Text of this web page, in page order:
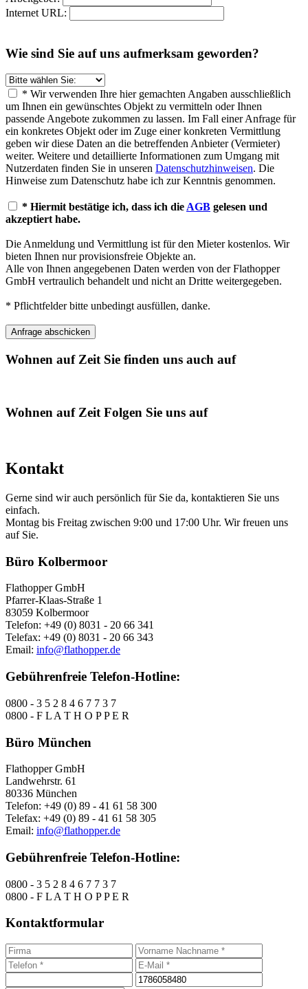
Internet URL:
Wie sind Sie auf uns aufmerksam geworden?
* Wir verwenden Ihre hier gemachten Angaben ausschließlich
um Ihnen ein gewünschtes Objekt zu vermitteln oder Ihnen
passende Angebote zukommen zu lassen. Im Fall einer Anfrage für
ein konkretes Objekt oder im Zuge einer konkreten Vermittlung
geben wir diese Daten an die betreffenden Anbieter (Vermieter)
weiter. Weitere und detaillierte Informationen zum Umgang mit
Nutzerdaten finden Sie in unseren Datenschutzhinweisen. Die
Hinweise zum Datenschutz habe ich zur Kenntnis genommen.
* Hiermit bestätige ich, dass ich die AGB gelesen und
akzeptiert habe.
Die Anmeldung und Vermittlung ist für den Mieter kostenlos. Wir
bieten Ihnen nur provisionsfreie Objekte an.
Alle von Ihnen angegebenen Daten werden von der Flathopper
GmbH vertraulich behandelt und nicht an Dritte weitergegeben.
* Pflichtfelder bitte unbedingt ausfüllen, danke.
Wohnen auf Zeit Sie finden uns auch auf
Wohnen auf ZeitFolgen Sie uns auf
Kontakt
Gerne sind wir auch persönlich für Sie da, kontaktieren Sie uns
einfach.
Montag bis Freitag zwischen 9:00 und 17:00 Uhr. Wir freuen uns
auf Sie.
Büro Kolbermoor
Flathopper GmbH
Pfarrer-Klaas-Straße 1
83059 Kolbermoor
Telefon: +49 (0) 8031 - 20 66 341
Telefax: +49 (0) 8031 - 20 66 343
Email: info@flathopper.de
Gebührenfreie Telefon-Hotline:
0800 - 3 5 2 8 4 6 7 7 3 7
0800 - F L A T H O P P E R
Büro München
Flathopper GmbH
Landwehrstr. 61
80336 München
Telefon: +49 (0) 89 - 41 61 58 300
Telefax: +49 (0) 89 - 41 61 58 305
Email: info@flathopper.de
Gebührenfreie Telefon-Hotline:
0800 - 3 5 2 8 4 6 7 7 3 7
0800 - F L A T H O P P E R
Kontaktformular